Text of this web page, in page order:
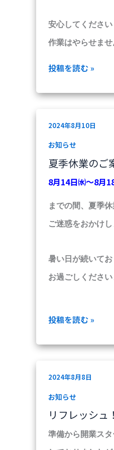
安心してください
作業はやらせま
投稿を読む »
2024年8月10日
お知らせ
夏季休業のご
8月14日㈬～8月
までの間、 夏季休
ご迷惑をおかけ
暑い日が続いてお
お過ごしください
季
休
の
ご
内
投稿を読む »
2024年8月8日
お知らせ
リフレッシュ
準備から開業ス
フ
レ
シ
ュ！！